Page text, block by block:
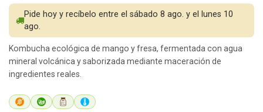
Pide hoy y recíbelo entre el sábado 8 ago. y el lunes 10
ago.
Kombucha ecológica de mango y fresa, fermentada con agua
mineral volcánica y saborizada mediante maceración de
ingredientes reales.